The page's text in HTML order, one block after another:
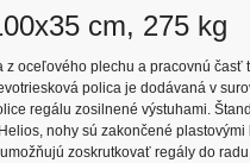
cm, 275 kg
oceľového plechu a pracovnú
polica je dodávaná v
regálu zosilnené výstuhami.
nohy sú zakončené
zoskrutkovať regály do